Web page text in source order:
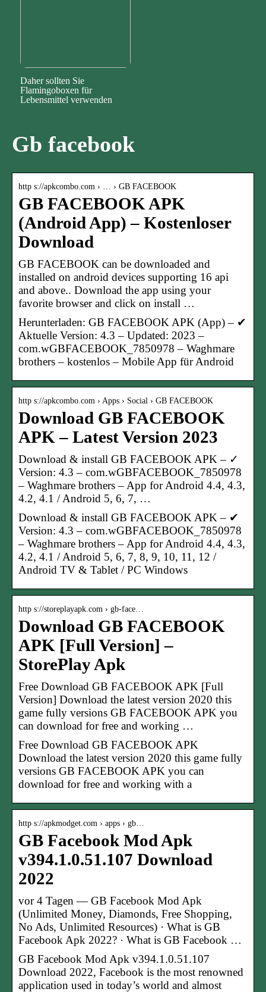
Daher sollten Sie
Flamingoboxen für
Lebensmittel verwenden
Gb facebook
http s://apkcombo.com › … › GB FACEBOOK
GB FACEBOOK APK
(Android App) – Kostenloser
Download
GB FACEBOOK can be downloaded and
installed on android devices supporting 16 api
and above.. Download the app using your
favorite browser and click on install …
Herunterladen: GB FACEBOOK APK (App) – ✔
Aktuelle Version: 4.3 – Updated: 2023 –
com.wGBFACEBOOK_7850978 – Waghmare
brothers – kostenlos – Mobile App für Android
http s://apkcombo.com › Apps › Social › GB FACEBOOK
Download GB FACEBOOK
APK – Latest Version 2023
Download & install GB FACEBOOK APK – ✓
Version: 4.3 – com.wGBFACEBOOK_7850978
– Waghmare brothers – App for Android 4.4, 4.3,
4.2, 4.1 / Android 5, 6, 7, …
Download & install GB FACEBOOK APK – ✔
Version: 4.3 – com.wGBFACEBOOK_7850978
– Waghmare brothers – App for Android 4.4, 4.3,
4.2, 4.1 / Android 5, 6, 7, 8, 9, 10, 11, 12 /
Android TV & Tablet / PC Windows
http s://storeplayapk.com › gb-face…
Download GB FACEBOOK
APK [Full Version] –
StorePlay Apk
Free Download GB FACEBOOK APK [Full
Version] Download the latest version 2020 this
game fully versions GB FACEBOOK APK you
can download for free and working …
Free Download GB FACEBOOK APK
Download the latest version 2020 this game fully
versions GB FACEBOOK APK you can
download for free and working with a
http s://apkmodget.com › apps › gb…
GB Facebook Mod Apk
v394.1.0.51.107 Download
2022
vor 4 Tagen — GB Facebook Mod Apk
(Unlimited Money, Diamonds, Free Shopping,
No Ads, Unlimited Resources) · What is GB
Facebook Apk 2022? · What is GB Facebook …
GB Facebook Mod Apk v394.1.0.51.107
Download 2022, Facebook is the most renowned
application used in today’s world and almost